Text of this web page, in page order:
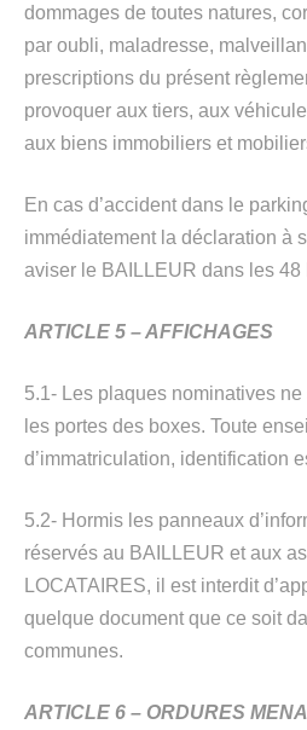
dommages de toutes natures,
par oubli, maladresse,
prescriptions du présent
provoquer aux tiers, aux
aux biens immobiliers et
En cas d’accident dans le
immédiatement la déclaration à
aviser le BAILLEUR dans les 48
ARTICLE 5 – AFFICHAGES
5.1- Les plaques nominatives
les portes des boxes. Toute
d’immatriculation, identification
5.2- Hormis les panneaux
réservés au BAILLEUR et aux
LOCATAIRES, il est interdit
quelque document que ce soit
communes.
ARTICLE 6 – ORDURES